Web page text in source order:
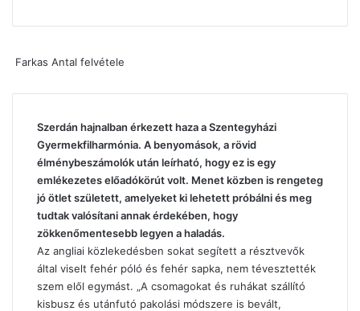
Farkas Antal felvétele
Szerdán hajnalban érkezett haza a Szentegyházi
Gyermekfilharmónia. A benyomások, a rövid
élménybeszámolók után leírható, hogy ez is egy
emlékezetes előadókörút volt. Menet közben is rengeteg
jó ötlet született, amelyeket ki lehetett próbálni és meg
tudtak valósítani annak érdekében, hogy
zökkenőmentesebb legyen a haladás.
Az angliai közlekedésben sokat segített a résztvevők
által viselt fehér póló és fehér sapka, nem tévesztették
szem elől egymást. „A csomagokat és ruhákat szállító
kisbusz és utánfutó pakolási módszere is bevált,